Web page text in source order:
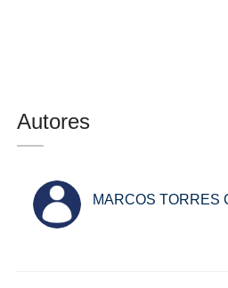
Autores
MARCOS TORRES